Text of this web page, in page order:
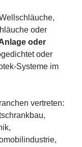
oder
oder
oder
Systeme im
vertreten: